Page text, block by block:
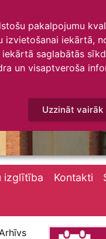
pakalpojumu
iekārtā,
saglabātās
un visaptveroša
Uzzināt vairāk
izglītība Kontakti
Arhīvs